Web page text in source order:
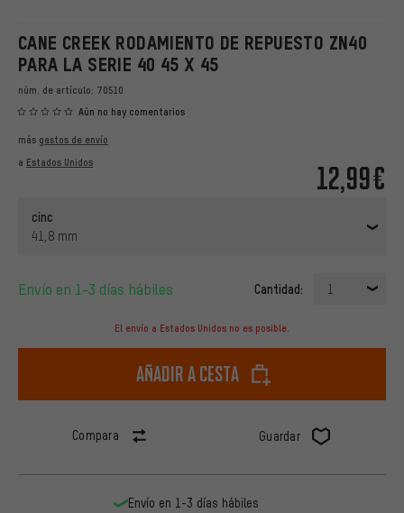
CANE CREEK RODAMIENTO DE REPUESTO ZN40
PARA LA SERIE 40 45 X 45
núm. de artículo: 70510
Aún no hay comentarios
12,99€
más gastos de envío
a Estados Unidos
cinc
41,8 mm
Envío en 1-3 días hábiles Cantidad: 1
El envío a Estados Unidos no es posible.
Añadir a cesta
Compara Guardar
Envío en 1-3 días hábiles